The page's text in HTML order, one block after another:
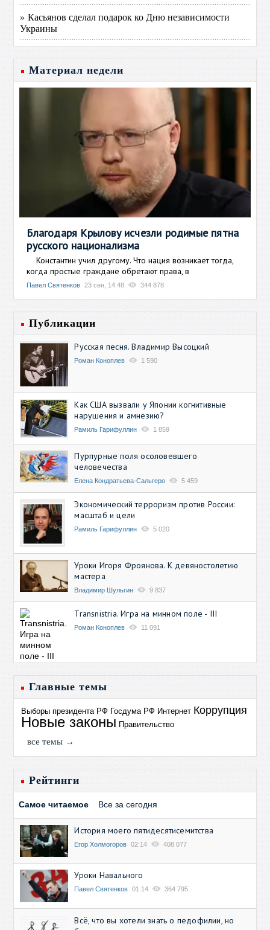
» Касьянов сделал подарок ко Дню независимости
Украины
Материал недели
Благодаря Крылову исчезли родимые пятна
русского национализма
Константин учил другому. Что нация возникает тогда,
когда простые граждане обретают права, в
Павел Святенков 23 сен, 14:48 344 878
Публикации
Русская песня. Владимир Высоцкий
Роман Коноплев 1 590
Как США вызвали у Японии когнитивные
нарушения и амнезию?
Рамиль Гарифуллин 1 859
Пурпурные поля осоловевшего
человечества
Елена Кондратьева-Сальгеро 5 459
Экономический терроризм против России:
масштаб и цели
Рамиль Гарифуллин 5 020
Уроки Игоря Фроянова. К девяностолетию
мастера
Владимир Шульгин 9 837
Transnistria. Игра на минном поле - III
Роман Коноплев 11 091
Главные темы
Выборы президента РФ Госдума РФ Интернет Коррупция
Новые законы Правительство
все темы →
Рейтинги
Самое читаемое Все за сегодня
История моего пятидесятисемитства
Егор Холмогоров 02:14 408 077
Уроки Навального
Павел Святенков 01:14 364 795
Всё, что вы хотели знать о педофилии, но